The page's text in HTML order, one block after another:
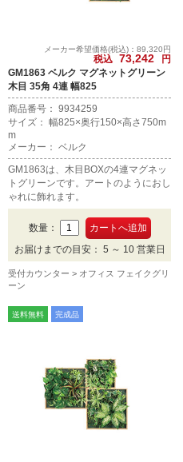
メーカー希望価格(税込)：89,320円
税込 73,242
円
GM1863 ベルク マグネットグリーン
木目 35角 4連 幅825
商品番号： 9934259
サイズ： 幅825×奥行150×高さ750m
m
メーカー： ベルク
GM1863は、木目BOXの4連マグネッ
トグリーンです。アートのようにおし
ゃれに飾れます。
数量：
お届けまでの目安： 5 ～ 10 営業日
受付カウンター
オフィス フェイクグリ
ーン
送料無料 完成品